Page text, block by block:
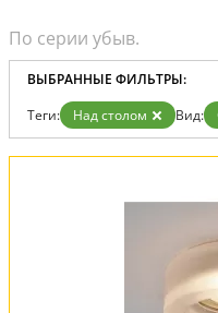
ВЫБРАННЫЕ ФИЛЬТРЫ:
Теги: Над столом Вид: